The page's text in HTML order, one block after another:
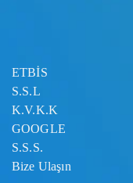
ETBİS
S.S.L
K.V.K.K
GOOGLE
S.S.S.
Bize Ulaşın